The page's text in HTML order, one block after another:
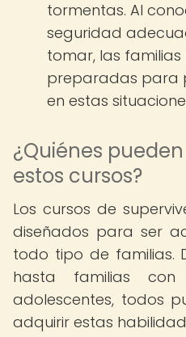
tormentas. Al
seguridad
tomar, las
preparadas para
en estas
¿Quiénes
estos cursos?
Los cursos de
diseñados para ser
todo tipo de familias.
hasta familias
adolescentes, todos
adquirir estas